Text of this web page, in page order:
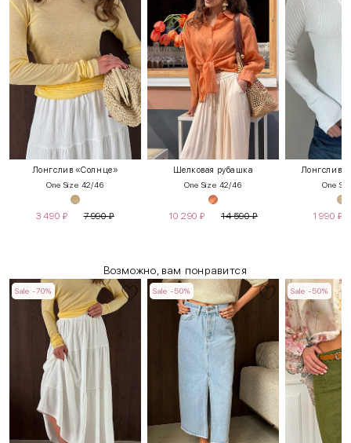
Лонгслив «Солнце»
One Size 42/46
3 490 ₽ 7 990₽
Шелковая рубашка
One Size 42/46
10 290 ₽ 14 590₽
Лонгслив
One
1 990 ₽
Возможно, вам понравится
Sale -70% Sale -50% Sale -50%